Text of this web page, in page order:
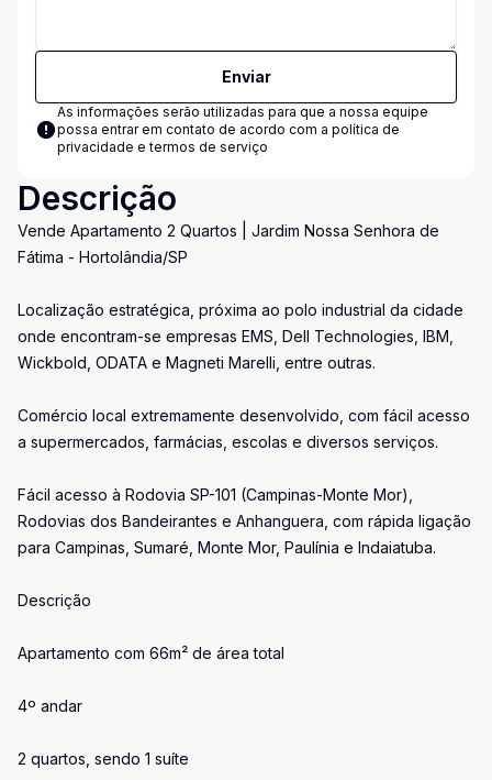
Enviar
As informações serão utilizadas para que a nossa equipe
possa entrar em contato de acordo com a política de
privacidade e termos de serviço
Descrição
Vende Apartamento 2 Quartos | Jardim Nossa Senhora de
Fátima - Hortolândia/SP
Localização estratégica, próxima ao polo industrial da cidade
onde encontram-se empresas EMS, Dell Technologies, IBM,
Wickbold, ODATA e Magneti Marelli, entre outras.
Comércio local extremamente desenvolvido, com fácil acesso
a supermercados, farmácias, escolas e diversos serviços.
Fácil acesso à Rodovia SP-101 (Campinas-Monte Mor),
Rodovias dos Bandeirantes e Anhanguera, com rápida ligação
para Campinas, Sumaré, Monte Mor, Paulínia e Indaiatuba.
Descrição
Apartamento com 66m² de área total
4º andar
2 quartos, sendo 1 suíte